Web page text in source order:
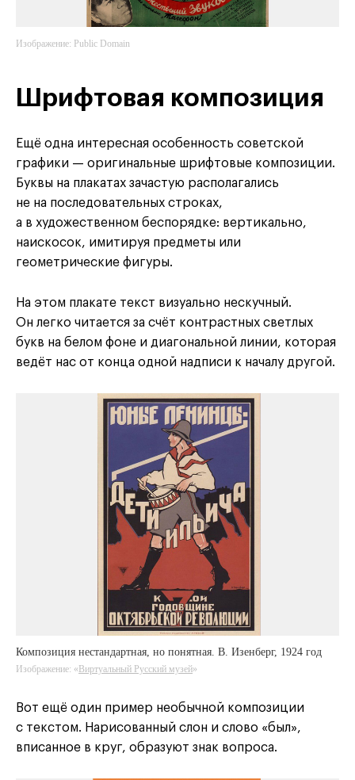
Изображение: Public Domain
Шрифтовая композиция
Ещё одна интересная особенность советской
графики — оригинальные шрифтовые композиции.
Буквы на плакатах зачастую располагались
не на последовательных строках,
а в художественном беспорядке: вертикально,
наискосок, имитируя предметы или
геометрические фигуры.
На этом плакате текст визуально нескучный.
Он легко читается за счёт контрастных светлых
букв на белом фоне и диагональной линии, которая
ведёт нас от конца одной надписи к началу другой.
Композиция нестандартная, но понятная. В. Изенберг, 1924 год
Изображение: « Виртуальный Русский музей»
Вот ещё один пример необычной композиции
с текстом. Нарисованный слон и слово «был»,
вписанное в круг, образуют знак вопроса.